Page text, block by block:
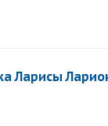
Ларисы